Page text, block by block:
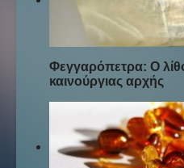
Φεγγαρόπετρα: Ο
καινούργιας αρχής